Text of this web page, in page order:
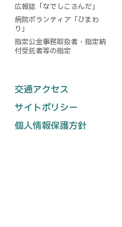
広報誌「なでしこさんだ」
病院ボランティア「ひまわ
り」
指定公金事務取扱者・指定納
付受託者等の指定
交通アクセス
サイトポリシー
個人情報保護方針